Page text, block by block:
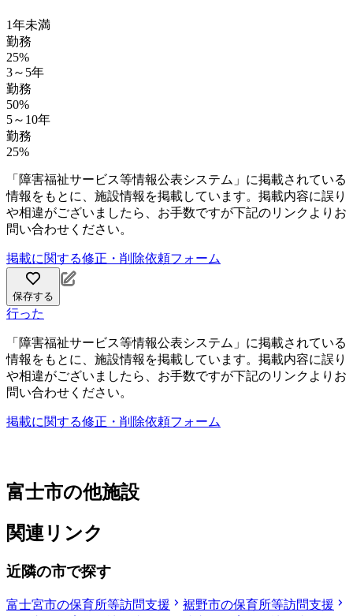
1年未満
勤務
25%
3～5年
勤務
50%
5～10年
勤務
25%
「障害福祉サービス等情報公表システム」に掲載されている
情報をもとに、施設情報を掲載しています。掲載内容に誤り
や相違がございましたら、お手数ですが下記のリンクよりお
問い合わせください。
掲載に関する修正・削除依頼フォーム
保存する
行った
「障害福祉サービス等情報公表システム」に掲載されている
情報をもとに、施設情報を掲載しています。掲載内容に誤り
や相違がございましたら、お手数ですが下記のリンクよりお
問い合わせください。
掲載に関する修正・削除依頼フォーム
富士市の他施設
関連リンク
近隣の市で探す
富士宮市の保育所等訪問支援
裾野市の保育所等訪問支援